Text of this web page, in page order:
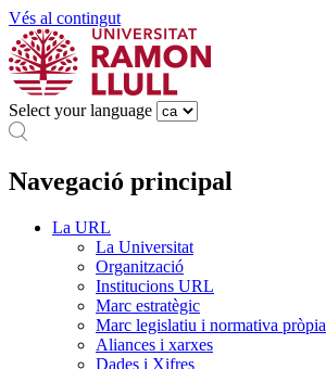
Vés al contingut
Select your language
Navegació principal
La URL
La Universitat
Organització
Institucions URL
Marc estratègic
Marc legislatiu i normativa pròpia
Aliances i xarxes
Dades i Xifres